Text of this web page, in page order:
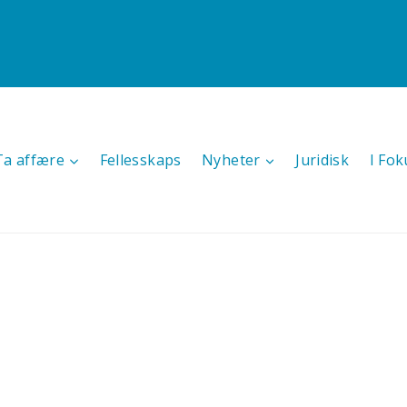
affære Fellesskaps Nyheter Juridisk I